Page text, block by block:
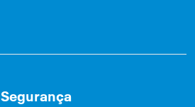
Segurança